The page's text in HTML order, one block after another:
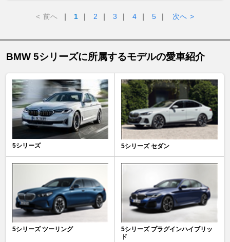
< 前へ ｜ 1 ｜ 2 ｜ 3 ｜ 4 ｜ 5 ｜ 次へ >
BMW 5シリーズに所属するモデルの愛車紹介
5シリーズ 5シリーズ セダン
5シリーズ ツーリング
5シリーズ プラグインハイブリッ
ド